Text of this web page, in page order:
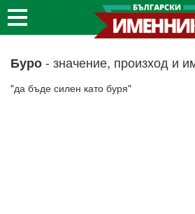
Буро- значение, произход и
"да бъде силен като буря"